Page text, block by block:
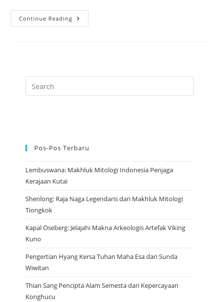
Continue Reading Tu
Di
Pos-Pos Terbaru
Lembuswana: Makhluk Mitologi Indonesia Penjaga
Kerajaan Kutai
Shenlong: Raja Naga Legendaris dari Makhluk Mitologi
Tiongkok
Kapal Oseberg: Jelajahi Makna Arkeologis Artefak Viking
Kuno
Pengertian Hyang Kersa Tuhan Maha Esa dari Sunda
Wiwitan
Thian Sang Pencipta Alam Semesta dari Kepercayaan
Konghucu